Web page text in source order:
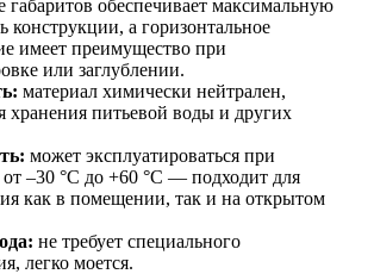
габаритов обеспечивает максимальную
конструкции, а горизонтальное
имеет преимущество при
или заглублении.
материал химически нейтрален,
хранения питьевой воды и других
может эксплуатироваться при
от –30 °C до +60 °C — подходит для
как в помещении, так и на открытом
не требует специального
легко моется.